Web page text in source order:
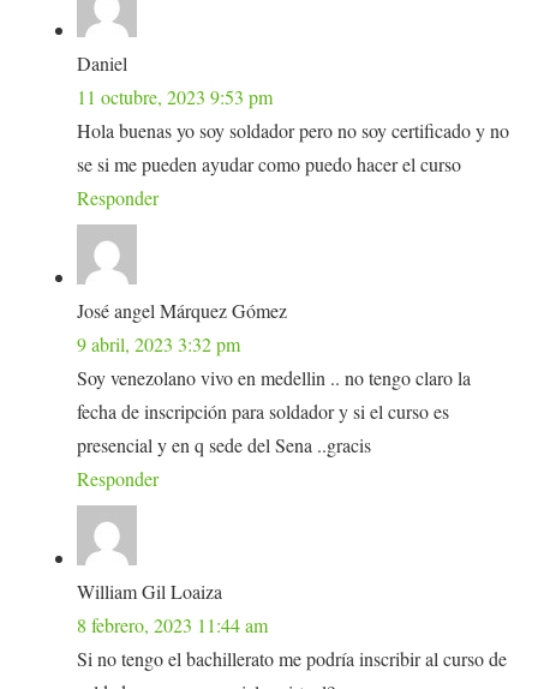
Daniel
11 octubre, 2023 9:53 pm
Hola buenas yo soy soldador pero no soy certificado y no
se si me pueden ayudar como puedo hacer el curso
Responder
José angel Márquez Gómez
9 abril, 2023 3:32 pm
Soy venezolano vivo en medellin .. no tengo claro la
fecha de inscripción para soldador y si el curso es
presencial y en q sede del Sena ..gracis
Responder
William Gil Loaiza
8 febrero, 2023 11:44 am
Si no tengo el bachillerato me podría inscribir al curso de